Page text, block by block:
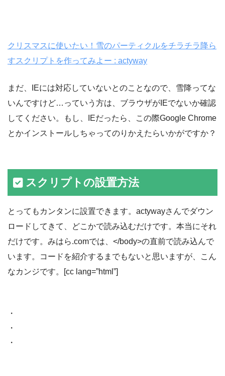
クリスマスに使いたい！雪のパーティクルをチラチラ降ら
すスクリプトを作ってみよー : actyway
まだ、IEには対応していないとのことなので、雪降ってな
いんですけど…っていう方は、ブラウザがIEでないか確認
してください。もし、IEだったら、この際Google Chrome
とかインストールしちゃってのりかえたらいかがですか？
スクリプトの設置方法
とってもカンタンに設置できます。actywayさんでダウン
ロードしてきて、どこかで読み込むだけです。本当にそれ
だけです。みはら.comでは、</body>の直前で読み込んで
います。コードを紹介するまでもないと思いますが、こん
なカンジです。[cc lang=”html”]
・
・
・